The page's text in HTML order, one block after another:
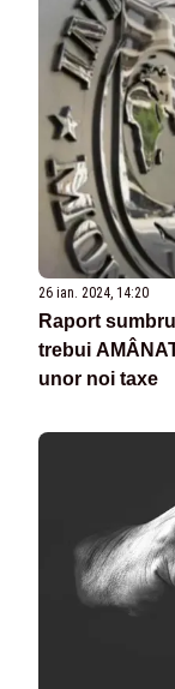
26 ian. 2024, 14:20
Raport
trebui
unor noi taxe